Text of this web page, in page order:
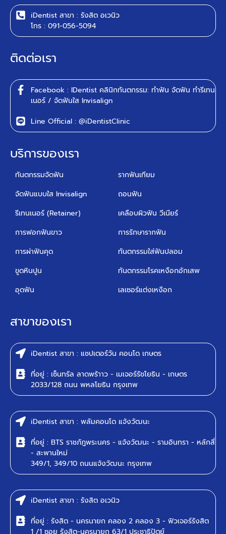
iDentist สาขา : รังสิต อเวนิว
โทร : 091-056-5094
ติดต่อเรา
Facebook : IDentist คลินิกทันตกรรม: ทำฟัน จัดฟัน ทำรีเทน
เนอร์ / จัดฟันใส Invisalign
Line Official : @iDentistClinic
บริการของเรา
ทันตกรรมจัดฟัน
จัดฟันแบบใส Invisalign
รีเทนเนอร์ (Retainer)
การฟอกฟันขาว
การผ่าฟันคุด
ขูดหินปูน
อุดฟัน
รากฟันเทียม
ถอนฟัน
เคลือบผิวฟัน วีเนียร์
การรักษารากฟัน
ทันตกรรมใส่ฟันปลอม
ทันตกรรมโรคเหงือกอักเสพ
เลเซอร์แต่งเหงือก
สาขาของเรา
iDentist สาขา : แชปเตอร์วัน คอนโด เกษตร
ที่อยู่ : เซ็นทรัล ลาดพร้าาว - เมเจอร์รัชโยธิน - เกษตร
2033/128 ถนน พหลโยธิน กรุงเทพ
iDentist สาขา : พลัมคอนโด แจ้งวัฒนะ
ที่อยู่ : BTS ราชภัฎพระนคร - แจ้งวัฒนะ - รามอินทรา - หลักสี่
- สะพานใหม่
349/1, 349/10 ถนนแจ้งวัฒนะ กรุงเทพ
iDentist สาขา : รังสิต อเวนิว
ที่อยู่ : รังสิต - นครนายก คลอง 2 คลอง 3 - ฟิวเจอร์รังสิต
1 /1 ซอย รังสิต-นครนายก 63/1 ประชาธิปัตย์